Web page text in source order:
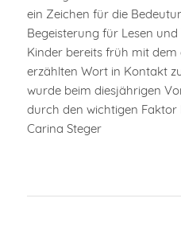
ein Zeichen für die
Begeisterung für Lesen
Kinder bereits früh mit dem
erzählten Wort in Kontakt
wurde beim diesjährigen
durch den wichtigen
Carina Steger